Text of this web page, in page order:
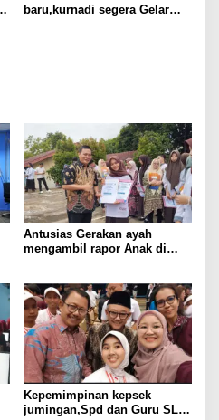
baru,kurnadi segera Gelar
Antusias Gerakan ayah
mengambil rapor Anak di
Kepemimpinan kepsek
jumingan,Spd dan Guru SLB